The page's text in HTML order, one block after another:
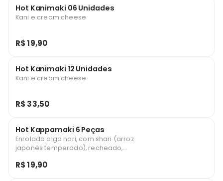
Hot Kanimaki 06 Unidades
Kani e cream cheese
R$ 19,90
Hot Kanimaki 12 Unidades
Kani e cream cheese
R$ 33,50
Hot Kappamaki 6 Peças
Enrolado alga nori, com shari (arroz
japonês temperado), recheado,
frito (Pepino japonês)
R$ 19,90